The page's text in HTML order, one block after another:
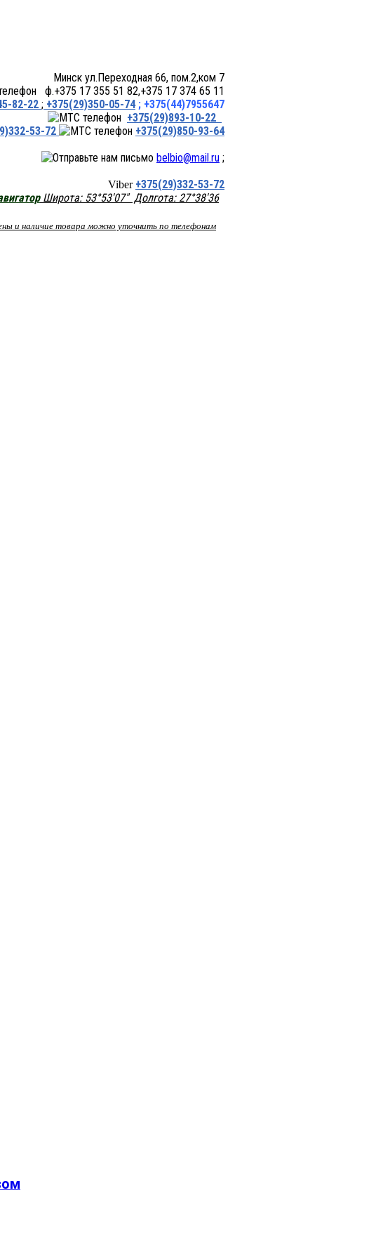
66, пом.2,ком 7
ф.+375 17 355 51 82,+375 17 374 65 11
82-22 ; +375(29)350-05-74 ; +375(44)7955647
+375(29)893-10-22
53-72
+375(29)850-93-64
belbio@mail.ru ;
Viber +375(29)332-53-72
Широта: 53°53'07" Долгота: 27°38'36
и наличие товара можно уточнить по телефонам